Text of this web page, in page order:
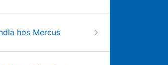
hos Mercus